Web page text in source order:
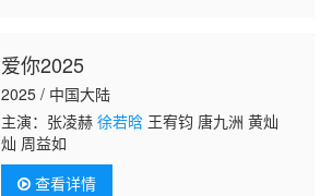
爱你2025
2025 / 中国大陆
主演：张凌赫 徐若晗王宥钧 唐九洲 黄灿
灿 周益如
查看详情